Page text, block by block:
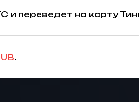
и переведет на карту
.